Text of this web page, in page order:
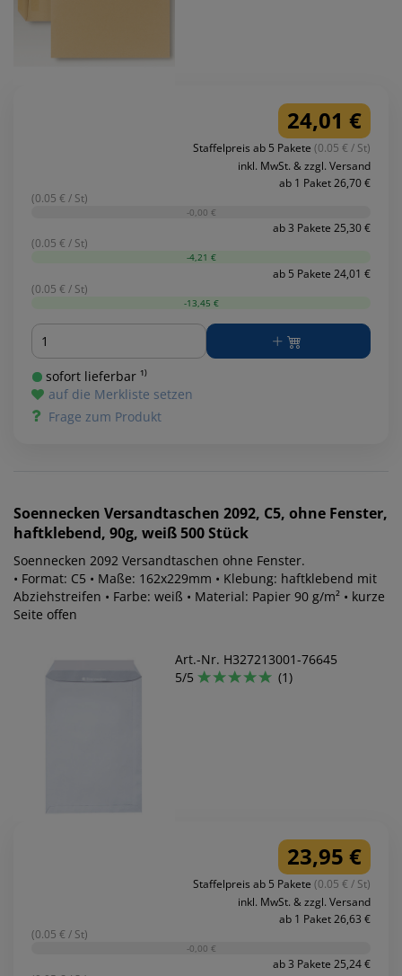
24,01 €
Staffelpreis ab 5 Pakete (0.05 € / St)
inkl. MwSt. & zzgl. Versand
ab 1 Paket 26,70 €
(0.05 € / St)
-0,00 €
ab 3 Pakete 25,30 €
(0.05 € / St)
-4,21 €
ab 5 Pakete 24,01 €
(0.05 € / St)
-13,45 €
Menge
sofort lieferbar ¹⁾
auf die Merkliste setzen
Frage zum Produkt
Soennecken Versandtaschen 2092, C5, ohne Fenster,
haftklebend, 90g, weiß 500 Stück
Soennecken 2092 Versandtaschen ohne Fenster.
• Format: C5 • Maße: 162x229mm • Klebung: haftklebend mit
Abziehstreifen • Farbe: weiß • Material: Papier 90 g/m² • kurze
Seite offen
Art.-Nr. H327213001-76645
5/5
(1)
23,95 €
Staffelpreis ab 5 Pakete (0.05 € / St)
inkl. MwSt. & zzgl. Versand
ab 1 Paket 26,63 €
(0.05 € / St)
-0,00 €
ab 3 Pakete 25,24 €